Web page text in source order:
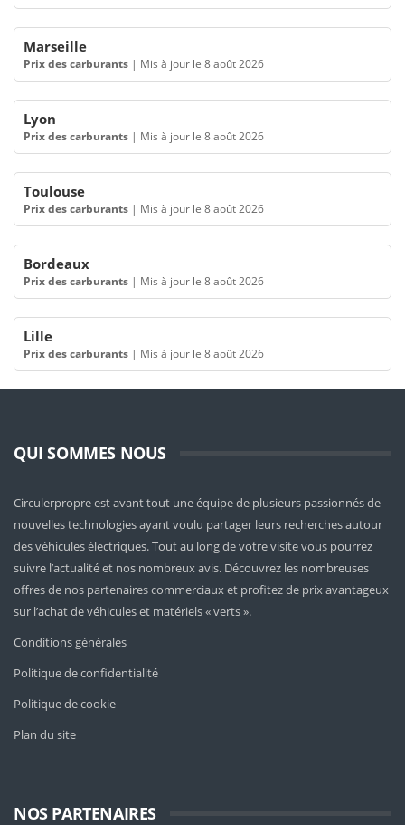
Marseille
Prix des carburants | Mis à jour le 8 août 2026
Lyon
Prix des carburants | Mis à jour le 8 août 2026
Toulouse
Prix des carburants | Mis à jour le 8 août 2026
Bordeaux
Prix des carburants | Mis à jour le 8 août 2026
Lille
Prix des carburants | Mis à jour le 8 août 2026
QUI SOMMES NOUS
Circulerpropre est avant tout une équipe de plusieurs passionnés de
nouvelles technologies ayant voulu partager leurs recherches autour
des véhicules électriques. Tout au long de votre visite vous pourrez
suivre l’actualité et nos nombreux avis. Découvrez les nombreuses
offres de nos partenaires commerciaux et profitez de prix avantageux
sur l’achat de véhicules et matériels « verts ».
Conditions générales
Politique de confidentialité
Politique de cookie
Plan du site
NOS PARTENAIRES